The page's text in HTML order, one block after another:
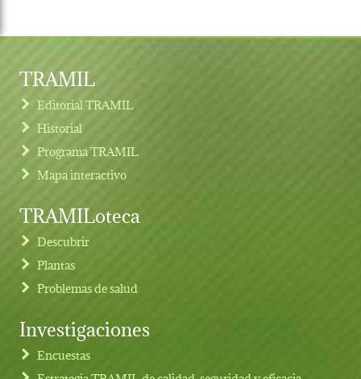
Footer menu
TRAMIL
Editorial TRAMIL
Historial
Programa TRAMIL
Mapa interactivo
TRAMILoteca
Descubrir
Plantas
Problemas de salud
Investigaciones
Encuestas